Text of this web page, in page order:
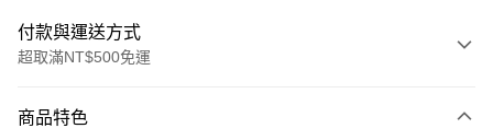
付款與運送方式
超取滿NT$500免運
信用卡一次付款
商品特色